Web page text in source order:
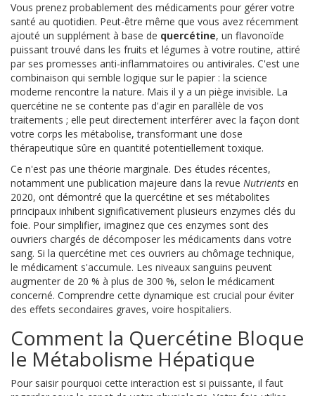
Vous prenez probablement des médicaments pour gérer votre
santé au quotidien. Peut-être même que vous avez récemment
ajouté un supplément à base de quercétine, un flavonoïde
puissant trouvé dans les fruits et légumes à votre routine, attiré
par ses promesses anti-inflammatoires ou antivirales. C'est une
combinaison qui semble logique sur le papier : la science
moderne rencontre la nature. Mais il y a un piège invisible. La
quercétine ne se contente pas d'agir en parallèle de vos
traitements ; elle peut directement interférer avec la façon dont
votre corps les métabolise, transformant une dose
thérapeutique sûre en quantité potentiellement toxique.
Ce n'est pas une théorie marginale. Des études récentes,
notamment une publication majeure dans la revue Nutrients en
2020, ont démontré que la quercétine et ses métabolites
principaux inhibent significativement plusieurs enzymes clés du
foie. Pour simplifier, imaginez que ces enzymes sont des
ouvriers chargés de décomposer les médicaments dans votre
sang. Si la quercétine met ces ouvriers au chômage technique,
le médicament s'accumule. Les niveaux sanguins peuvent
augmenter de 20 % à plus de 300 %, selon le médicament
concerné. Comprendre cette dynamique est crucial pour éviter
des effets secondaires graves, voire hospitaliers.
Comment la Quercétine Bloque
le Métabolisme Hépatique
Pour saisir pourquoi cette interaction est si puissante, il faut